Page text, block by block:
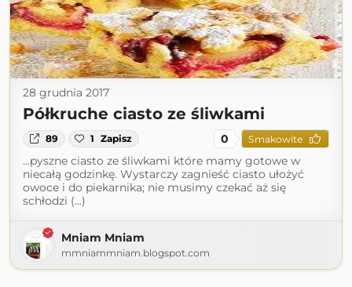
28 grudnia 2017
Półkruche ciasto ze śliwkami
89 1 Zapisz 0 Smakowite
...pyszne ciasto ze śliwkami które mamy gotowe w
niecałą godzinkę. Wystarczy zagnieść ciasto ułożyć
owoce i do piekarnika; nie musimy czekać aż się
schłodzi (...)
Mniam Mniam
mmniammniam.blogspot.com